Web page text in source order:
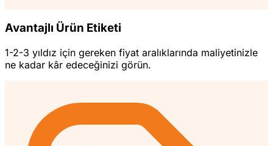
Avantajlı Ürün Etiketi
1-2-3 yıldız için gereken fiyat aralıklarında maliyetinizle
ne kadar kâr edeceğinizi görün.